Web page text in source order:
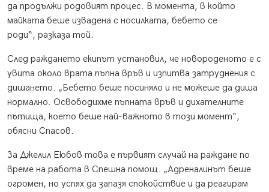
да продължи родовият процес. В момента, в който
майката беше извадена с носилката, бебето се
роди“, разказа той.
След раждането екипът установил, че новороденото е с
увита около врата пъпна връв и изпитва затруднения с
дишането. „Бебето беше посиняло и не можеше да диша
нормално. Освободихме пъпната връв и дихателните
пътища, което беше най-важното в този момент“,
обясни Спасов.
За Джелил Еюбов това е първият случай на раждане по
време на работа в Спешна помощ. „Адреналинът беше
огромен, но успях да запазя спокойствие и да реагирам